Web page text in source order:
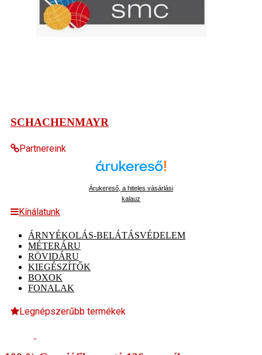
SCHACHENMAYR
Partnereink
Árukereső, a hiteles vásárlási
kalauz
Kínálatunk
ÁRNYÉKOLÁS-BELÁTÁSVÉDELEM
MÉTERÁRU
RÖVIDÁRU
KIEGÉSZÍTŐK
BOXOK
FONALAK
Legnépszerűbb termékek